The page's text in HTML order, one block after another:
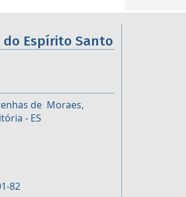
do Espírito Santo
de Moraes,
- ES
82